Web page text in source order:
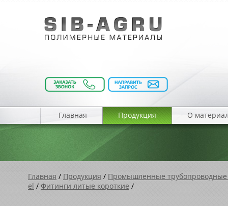
Главная Продукция О
Главная / Продукция / Промышленные
el / Фитинги литые короткие /